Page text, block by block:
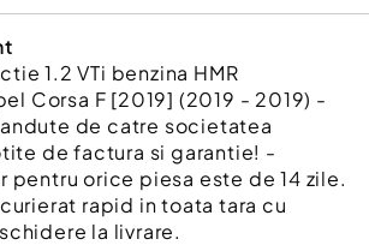
1.2 VTi benzina HMR
Corsa F [2019] (2019 - 2019) -
de catre societatea
de factura si garantie! -
pentru orice piesa este de 14 zile.
rapid in toata tara cu
la livrare.